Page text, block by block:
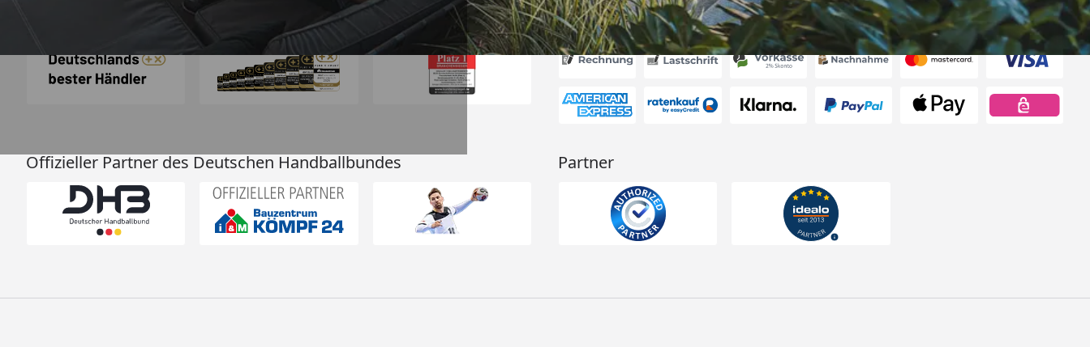
Akzeptierte Zahlungsarten
Offizieller Partner des Deutschen Handballbundes Partner